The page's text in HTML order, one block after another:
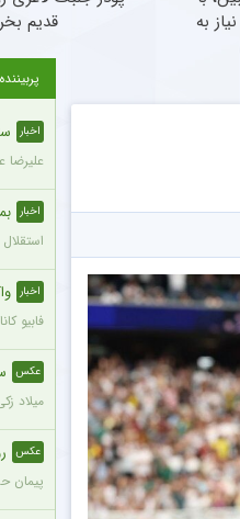
به
قدیم بخر
اخبار
علیرضا
اخبار
اخبار
فابیو
عکس
میلاد
عکس
پیمان